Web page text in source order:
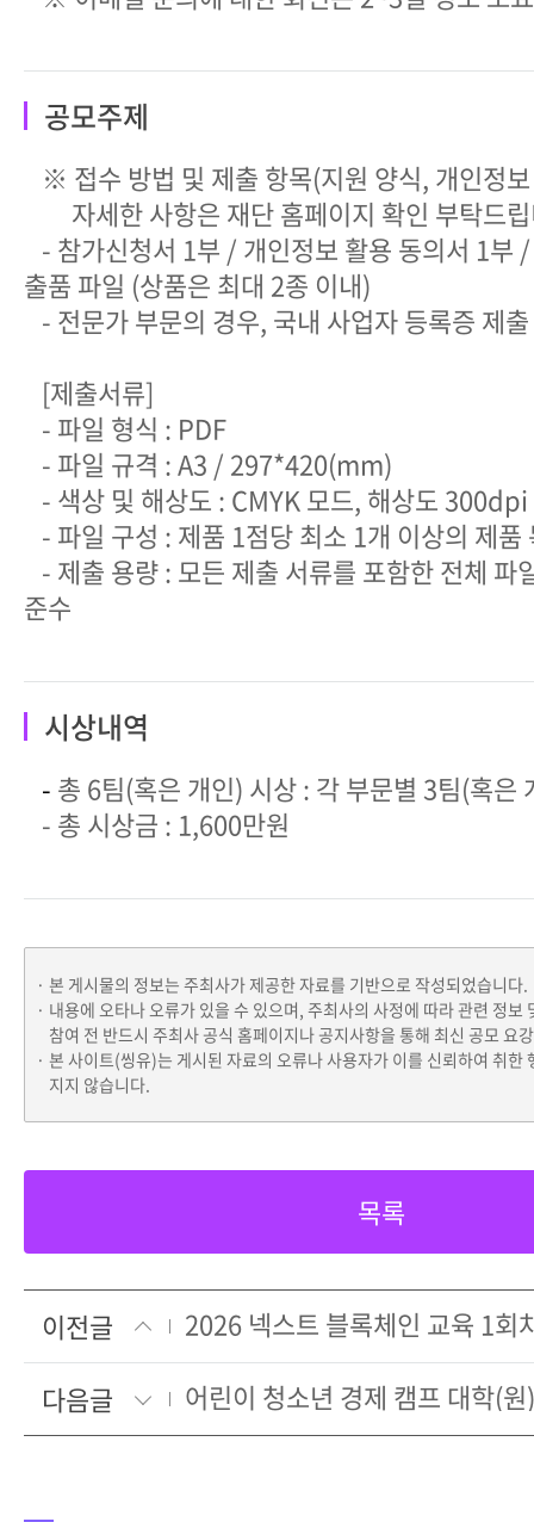
공모주제
※ 접수 방법 및 제출 항목(지원 양식, 개인정
자세한 사항은 재단 홈페이지 확인 부탁드
- 참가신청서 1부 / 개인정보 활용 동의서 1부
출품 파일 (상품은 최대 2종 이내)
- 전문가 부문의 경우, 국내 사업자 등록증 제
[제출서류]
- 파일 형식 : PDF
- 파일 규격 : A3 / 297*420(mm)
- 색상 및 해상도 : CMYK 모드, 해상도
- 파일 구성 : 제품 1점당 최소 1개 이상의 제품
- 제출 용량 : 모든 제출 서류를 포함한 전체 파
준수
시상내역
- 총 6팀(혹은 개인) 시상 : 각 부문별 3팀(혹은
- 총 시상금 : 1,600만원
본 게시물의 정보는 주최사가 제공한 자료를 기반으로 작성되었습니다.
내용에 오타나 오류가 있을 수 있으며, 주최사의 사정에 따라 관련 정보
참여 전 반드시 주최사 공식 홈페이지나 공지사항을 통해 최신 공모 요
본 사이트(씽유)는 게시된 자료의 오류나 사용자가 이를 신뢰하여 취한
지지 않습니다.
목록
이전글
2026 넥스트 블록체인 교육 1회
다음글
어린이 청소년 경제 캠프 대학(